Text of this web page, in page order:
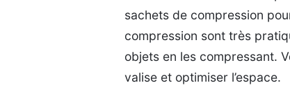
sachets de compression
compression sont très
objets en les compressant.
valise et optimiser l’espace.